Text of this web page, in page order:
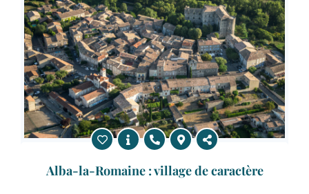
Alba-la-Romaine : village de caractère